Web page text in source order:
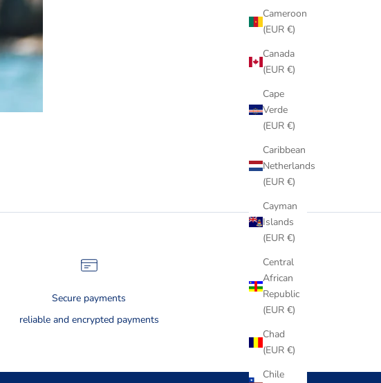
Cameroon
(EUR €)
Canada
(EUR €)
Cape
Verde
(EUR €)
Caribbean
Netherlands
(EUR €)
Cayman
Islands
(EUR €)
Central
African
Republic
(EUR €)
Chad
(EUR €)
Chile
Secure payments
reliable and encrypted payments